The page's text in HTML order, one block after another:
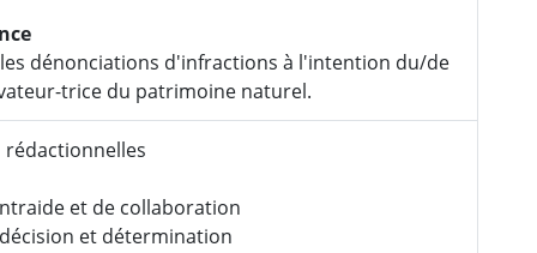
dénonciations d'infractions à l'intention du/de
trice du patrimoine naturel.
rédactionnelles
et de collaboration
et détermination